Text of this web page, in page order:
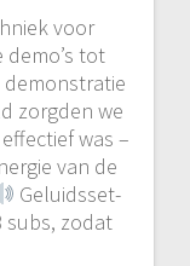
voor
tot
demonstratie
zorgden we
was –
van de
Geluidsset-
subs, zodat